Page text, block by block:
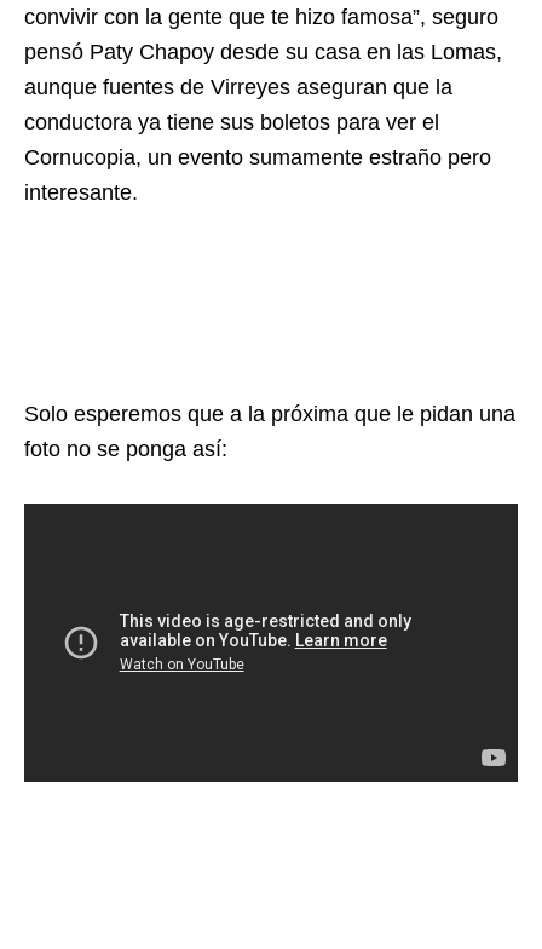
convivir con la gente que te hizo famosa”, seguro
pensó Paty Chapoy desde su casa en las Lomas,
aunque fuentes de Virreyes aseguran que la
conductora ya tiene sus boletos para ver el
Cornucopia, un evento sumamente estraño pero
interesante.
Solo esperemos que a la próxima que le pidan una
foto no se ponga así: